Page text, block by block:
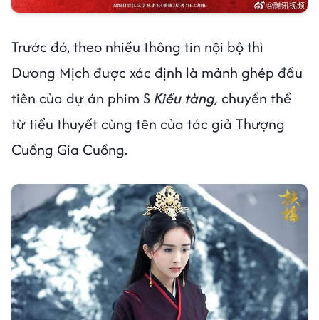
Trước đó, theo nhiều thông tin nội bộ thì
Dương Mịch được xác định là mảnh ghép đầu
tiên của dự án phim SKiều tàng, chuyển thể
từ tiểu thuyết cùng tên của tác giả Thượng
Cuồng Gia Cuồng.